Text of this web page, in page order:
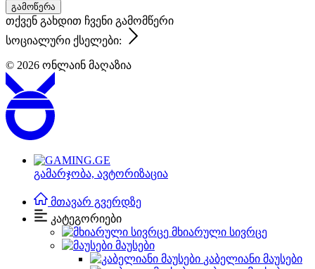
გამოწერა
თქვენ გახდით ჩვენი გამომწერი
სოციალური ქსელები:
© 2026 ონლაინ მაღაზია
გამარჯობა, ავტორიზაცია
მთავარ გვერდზე
კატეგორიები
მხიარული სივრცე
მაუსები
კაბელიანი მაუსები